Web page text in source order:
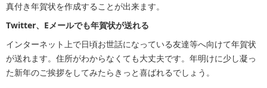
真付き年賀状を作成することが出来ます。
Twitter、Eメールでも年賀状が送れる
インターネット上で日頃お世話になっている友達等へ向けて年賀状
が送れます。住所がわからなくても大丈夫です。年明けに少し凝っ
た新年のご挨拶をしてみたらきっと喜ばれるでしょう。